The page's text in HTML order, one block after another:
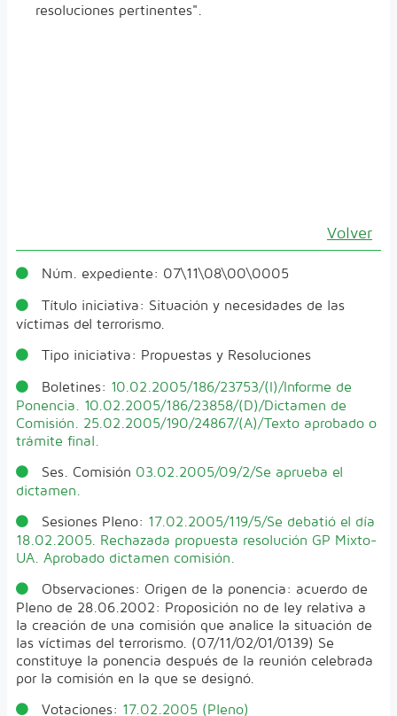
resoluciones pertinentes".
Volver
Núm. expediente: 07\11\08\00\0005
Título iniciativa: Situación y necesidades de las
víctimas del terrorismo.
Tipo iniciativa: Propuestas y Resoluciones
Boletines: 10.02.2005/186/23753/(I)/Informe de
Ponencia.
10.02.2005/186/23858/(D)/Dictamen de
Comisión.
25.02.2005/190/24867/(A)/Texto aprobado o
trámite final.
Ses. Comisión 03.02.2005/09/2/Se aprueba el
dictamen.
Sesiones Pleno: 17.02.2005/119/5/Se debatió el día
18.02.2005. Rechazada propuesta resolución GP Mixto-
UA. Aprobado dictamen comisión.
Observaciones: Origen de la ponencia: acuerdo de
Pleno de 28.06.2002: Proposición no de ley relativa a
la creación de una comisión que analice la situación de
las víctimas del terrorismo. (07/11/02/01/0139) Se
constituye la ponencia después de la reunión celebrada
por la comisión en la que se designó.
Votaciones: 17.02.2005 (Pleno)